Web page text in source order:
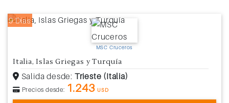
9 Días
MSC Cruceros
Italia, Islas Griegas y Turquía
Salida desde: Trieste (Italia)
Precios desde: 1.243 USD